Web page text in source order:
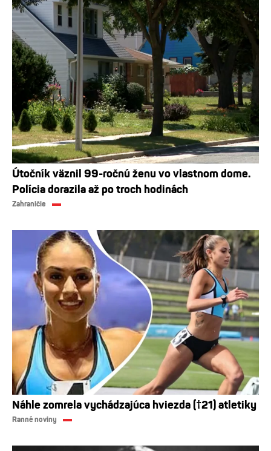
Útočník väznil 99-ročnú ženu vo vlastnom dome.
Polícia dorazila až po troch hodinách
Zahraničie
Náhle zomrela vychádzajúca hviezda (†21) atletiky
Ranné noviny